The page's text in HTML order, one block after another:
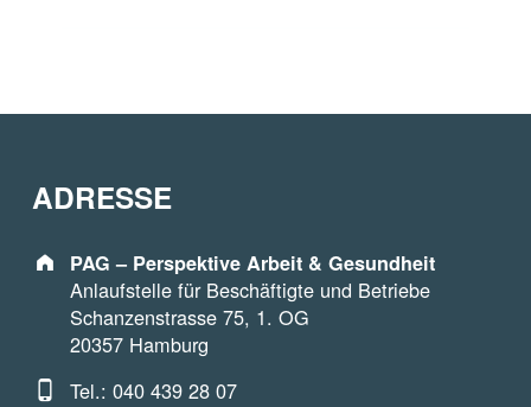
ADRESSE
Address:
PAG – Perspektive Arbeit & Gesundheit
Anlaufstelle für Beschäftigte und Betriebe
Schanzenstrasse 75, 1. OG
20357 Hamburg
Phone number:
Tel.: 040 439 28 07